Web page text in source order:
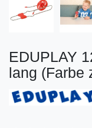
EDUPLAY
lang (Farbe